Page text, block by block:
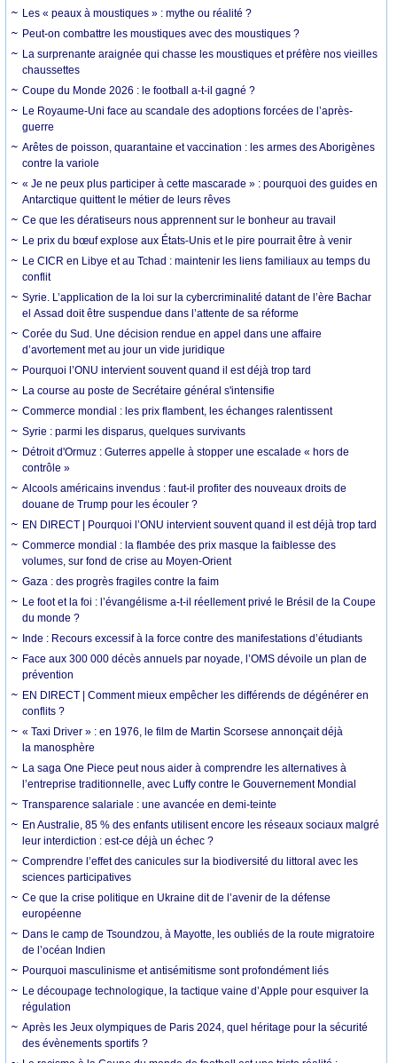
Les « peaux à moustiques » : mythe ou réalité ?
Peut-on combattre les moustiques avec des moustiques ?
La surprenante araignée qui chasse les moustiques et préfère nos vieilles
chaussettes
Coupe du Monde 2026 : le football a-t-il gagné ?
Le Royaume-Uni face au scandale des adoptions forcées de l’après-
guerre
Arêtes de poisson, quarantaine et vaccination : les armes des Aborigènes
contre la variole
« Je ne peux plus participer à cette mascarade » : pourquoi des guides en
Antarctique quittent le métier de leurs rêves
Ce que les dératiseurs nous apprennent sur le bonheur au travail
Le prix du bœuf explose aux États-Unis et le pire pourrait être à venir
Le CICR en Libye et au Tchad : maintenir les liens familiaux au temps du
conflit
Syrie. L’application de la loi sur la cybercriminalité datant de l’ère Bachar
el Assad doit être suspendue dans l’attente de sa réforme
Corée du Sud. Une décision rendue en appel dans une affaire
d’avortement met au jour un vide juridique
Pourquoi l’ONU intervient souvent quand il est déjà trop tard
La course au poste de Secrétaire général s'intensifie
Commerce mondial : les prix flambent, les échanges ralentissent
Syrie : parmi les disparus, quelques survivants
Détroit d'Ormuz : Guterres appelle à stopper une escalade « hors de
contrôle »
Alcools américains invendus : faut-il profiter des nouveaux droits de
douane de Trump pour les écouler ?
EN DIRECT | Pourquoi l’ONU intervient souvent quand il est déjà trop tard
Commerce mondial : la flambée des prix masque la faiblesse des
volumes, sur fond de crise au Moyen-Orient
Gaza : des progrès fragiles contre la faim
Le foot et la foi : l’évangélisme a-t-il réellement privé le Brésil de la Coupe
du monde ?
Inde : Recours excessif à la force contre des manifestations d’étudiants
Face aux 300 000 décès annuels par noyade, l’OMS dévoile un plan de
prévention
EN DIRECT | Comment mieux empêcher les différends de dégénérer en
conflits ?
« Taxi Driver » : en 1976, le film de Martin Scorsese annonçait déjà
la manosphère
La saga One Piece peut nous aider à comprendre les alternatives à
l’entreprise traditionnelle, avec Luffy contre le Gouvernement Mondial
Transparence salariale : une avancée en demi-teinte
En Australie, 85 % des enfants utilisent encore les réseaux sociaux malgré
leur interdiction : est-ce déjà un échec ?
Comprendre l’effet des canicules sur la biodiversité du littoral avec les
sciences participatives
Ce que la crise politique en Ukraine dit de l’avenir de la défense
européenne
Dans le camp de Tsoundzou, à Mayotte, les oubliés de la route migratoire
de l’océan Indien
Pourquoi masculinisme et antisémitisme sont profondément liés
Le découpage technologique, la tactique vaine d’Apple pour esquiver la
régulation
Après les Jeux olympiques de Paris 2024, quel héritage pour la sécurité
des évènements sportifs ?